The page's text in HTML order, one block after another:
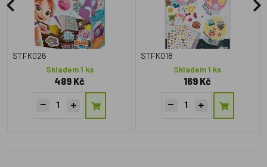
STFK026
Skladem 1 ks
489 Kč
STFK018
Skladem 1 ks
169 Kč